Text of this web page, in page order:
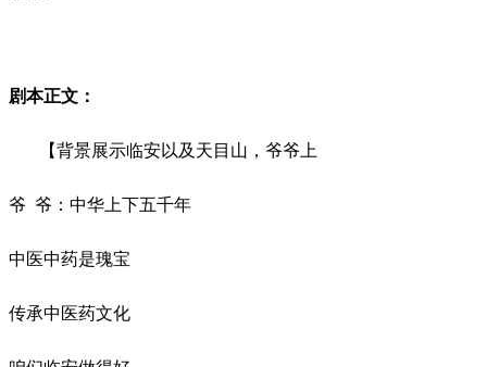
剧本正文：
【背景展示临安以及天目山，爷爷上
爷 爷：中华上下五千年
中医中药是瑰宝
传承中医药文化